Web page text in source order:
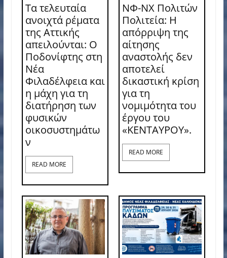
Τα τελευταία
ανοιχτά ρέματα
της Αττικής
απειλούνται: Ο
Ποδονίφτης στη
Νέα
Φιλαδέλφεια και
η μάχη για τη
διατήρηση των
φυσικών
οικοσυστημάτω
ν
READ MORE
ΝΦ-ΝΧ Πολιτών
Πολιτεία: Η
απόρριψη της
αίτησης
αναστολής δεν
αποτελεί
δικαστική κρίση
για τη
νομιμότητα του
έργου του
«ΚΕΝΤΑΥΡΟΥ».
READ MORE